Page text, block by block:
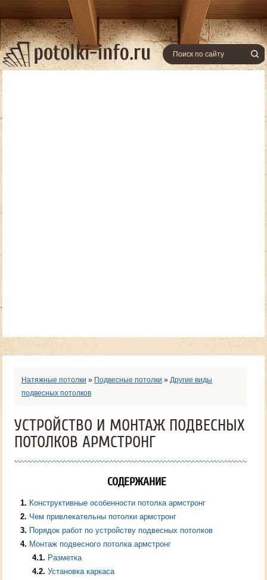
Натяжные потолки » Подвесные потолки » Другие виды
подвесных потолков
УСТРОЙСТВО И МОНТАЖ ПОДВЕСНЫХ
ПОТОЛКОВ АРМСТРОНГ
СОДЕРЖАНИЕ
1
Конструктивные особенности потолка армстронг
2 Чем привлекательны потолки армстронг
3
Порядок работ по устройству подвесных потолков
4
Монтаж подвесного потолка армстронг
4.1
Разметка
4.2 Установка каркаса